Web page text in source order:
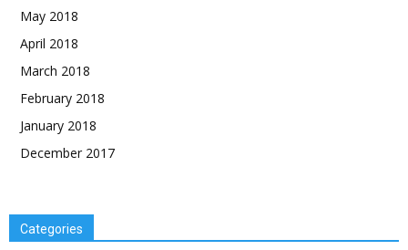
May 2018
April 2018
March 2018
February 2018
January 2018
December 2017
Categories